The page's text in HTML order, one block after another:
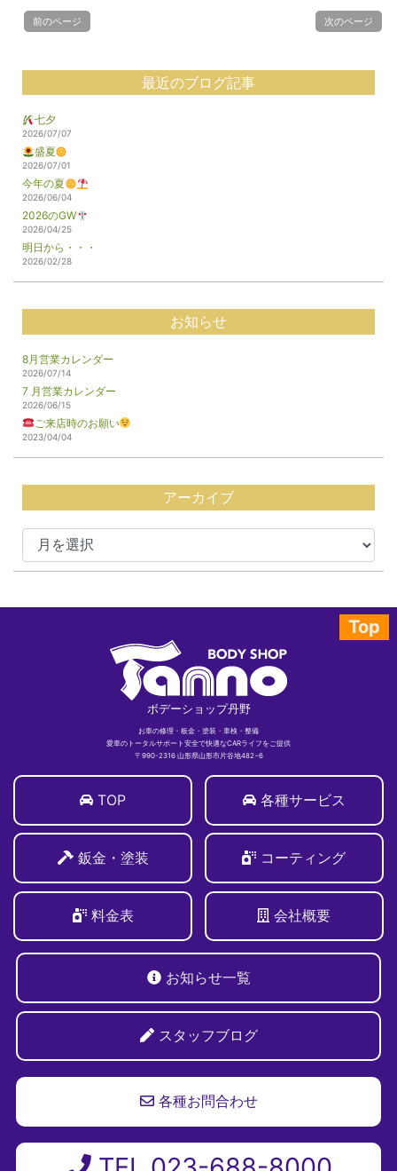
前のページ 次のページ
最近のブログ記事
七夕
2026/07/07
盛夏
2026/07/01
今年の夏
2026/06/04
2026のGW
2026/04/25
明日から・・・
2026/02/28
お知らせ
8月営業カレンダー
2026/07/14
7 月営業カレンダー
2026/06/15
ご来店時のお願い
2023/04/04
アーカイブ
Top
ボデーショップ丹野
お車の修理・板金・塗装・車検・整備
愛車のトータルサポート安全で快適なCARライフをご提供
〒990-2316 山形県山形市片谷地482−6
TOP 各種サービス
鈑金・塗装 コーティング
料金表 会社概要
お知らせ一覧
スタッフブログ
各種お問合わせ